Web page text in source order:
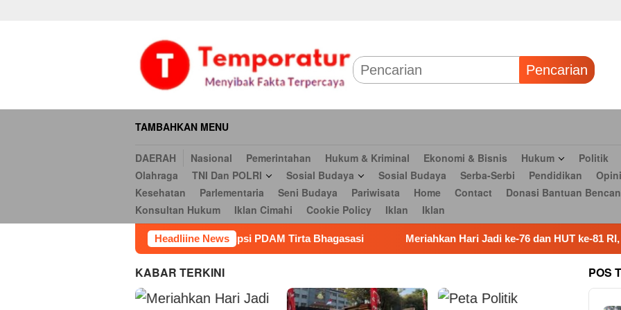
Pencarian
TAMBAHKAN MENU
DAERAH Nasional Pemerintahan Hukum & Kriminal Ekonomi & Bisnis Hukum Politik
Olahraga
TNI Dan POLRI Sosial Budaya Sosial Budaya Serba-Serbi Pendidikan Opini
Kesehatan
Parlementaria Seni Budaya Pariwisata Home Contact
Donasi Bantuan
Konsultan Hukum
Iklan Cimahi Cookie Policy Iklan Iklan
Headliine News
Dugaan Korupsi PDAM Tirta Bhagasasi Meriahkan Hari Jadi ke-76 dan HUT ke-81 RI, 28 Tim OPD Ikuti
KABAR TERKINI POS
Religi
Cookie Policy Iklan Iklan